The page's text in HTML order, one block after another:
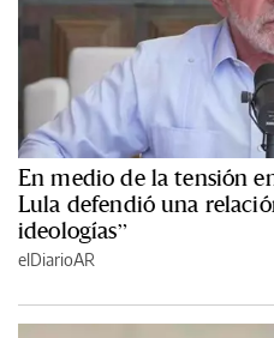
En medio de la tensión
Lula defendió una
ideologías”
elDiarioAR